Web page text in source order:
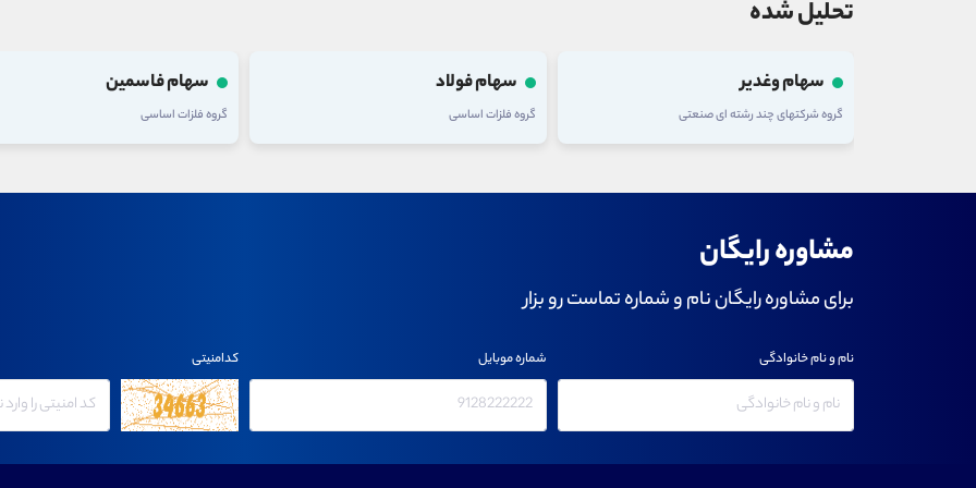
تحلیل شده
سهام وغدیر
گروه شرکتهای چند رشته ای صنعتی
سهام فولاد
گروه فلزات اساسی
سهام فاسمین
گروه فلزات اساسی
مشاوره رایگان
برای مشاوره رایگان نام و شماره تماست رو بزار
نام و نام خانوادگی شماره موبایل کدامنیتی